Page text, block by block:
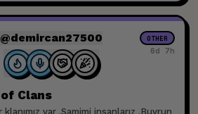
@demircan27500 OTHER
6d 7h
Clans
klanımız var .Samimi insanlarız .Buyrun